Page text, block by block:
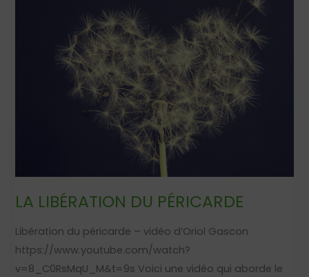
LA LIBÉRATION DU PÉRICARDE
Libération du péricarde – vidéo d’Oriol Gascon
https://www.youtube.com/watch?
v=8_C0RsMqU_M&t=9s Voici une vidéo qui aborde le